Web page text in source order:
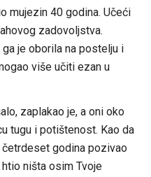
mujezin 40 godina. Učeći
zadovoljstva.
je oborila na postelju i
više učiti ezan u
zaplakao je, a oni oko
tugu i potištenost. Kao da
godina pozivao
ništa osim Tvoje